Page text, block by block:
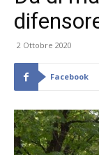
2 Ottobre 2020
Facebook